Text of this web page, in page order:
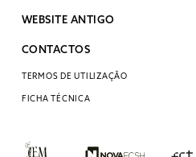
WEBSITE ANTIGO
CONTACTOS
TERMOS DE UTILIZAÇÃO
FICHA TÉCNICA